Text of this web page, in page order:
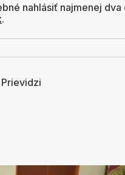
nahlásiť najmenej dva
.